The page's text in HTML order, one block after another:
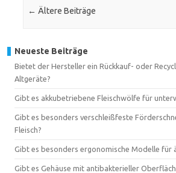
← Ältere Beiträge
Neueste Beiträge
Bietet der Hersteller ein Rückkauf- oder
Altgeräte?
Gibt es akkubetriebene Fleischwölfe für
Gibt es besonders verschleißfeste
Fleisch?
Gibt es besonders ergonomische Modelle für
Gibt es Gehäuse mit antibakterieller